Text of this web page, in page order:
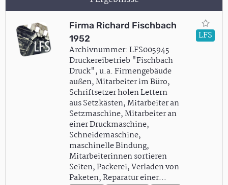
Firma Richard Fischbach
1952
Archivnummer: LFS005945
Druckereibetrieb "Fischbach
Druck", u.a. Firmengebäude
außen, Mitarbeiter im Büro,
Schriftsetzer holen Lettern
aus Setzkästen, Mitarbeiter an
Setzmaschine, Mitarbeiter an
einer Druckmaschine,
Schneidemaschine,
maschinelle Bindung,
Mitarbeiterinnen sortieren
Seiten, Packerei, Verladen von
Paketen, Reparatur einer…
LFS